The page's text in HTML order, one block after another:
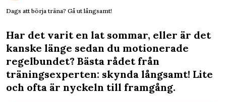
Dags att börja träna? Gå ut långsamt!
Har det varit en lat sommar, eller är det
kanske länge sedan du motionerade
regelbundet? Bästa rådet från
träningsexperten: skynda långsamt! Lite
och ofta är nyckeln till framgång.